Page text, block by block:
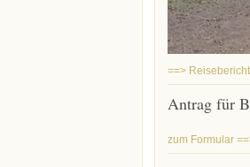
==> Reisebericht
Antrag für
zum Formular